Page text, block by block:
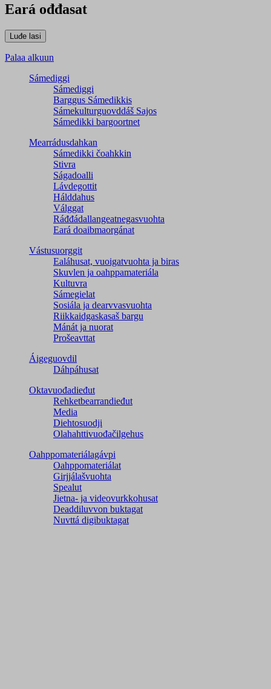
Eará ođđasat
Palaa alkuun
Sámediggi
Sámediggi
Barggus Sámedikkis
Sámekulturguovddáš Sajos
Sámedikki bargoortnet
Mearrádusdahkan
Sámedikki čoahkkin
Stivra
Ságadoalli
Lávdegottit
Hálddahus
Válggat
Ráđđádallangeatnegas­vuohta
Eará doaibmaorgánat
Vástusuorggit
Ealáhusat, vuoigatvuohta ja biras
Skuvlen ja oahppamateriála
Kultuvra
Sámegielat
Sosiála ja dearvvasvuohta
Riikkaidgaskasaš bargu
Mánát ja nuorat
Prošeavttat
Áigeguovdil
Dáhpáhusat
Oktavuođadieđut
Rehketbearrandieđut
Media
Diehtosuodji
Olahahttivuođačilgehus
Oahppomateriálagávpi
Oahppomateriálat
Girjjálašvuohta
Spealut
Jietna- ja videovurkkohusat
Deaddiluvvon buktagat
Nuvttá digibuktagat